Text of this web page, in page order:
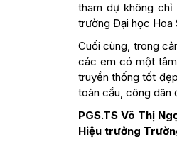
tham dự không chỉ
trường Đại học Hoa
Cuối cùng, trong
các em có một
truyền thống tốt
toàn cầu, công dân
PGS.TS Võ Thị
Hiệu trưởng